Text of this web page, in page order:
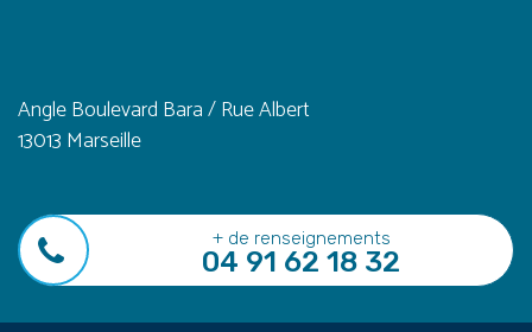
Angle Boulevard Bara / Rue Albert
13013 Marseille
+ de renseignements
04 91 62 18 32